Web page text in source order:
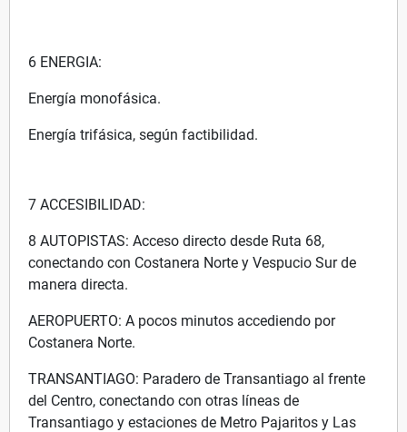
6 ENERGIA:
Energía monofásica.
Energía trifásica, según factibilidad.
7 ACCESIBILIDAD:
8 AUTOPISTAS: Acceso directo desde Ruta 68,
conectando con Costanera Norte y Vespucio Sur de
manera directa.
AEROPUERTO: A pocos minutos accediendo por
Costanera Norte.
TRANSANTIAGO: Paradero de Transantiago al frente
del Centro, conectando con otras líneas de
Transantiago y estaciones de Metro Pajaritos y Las